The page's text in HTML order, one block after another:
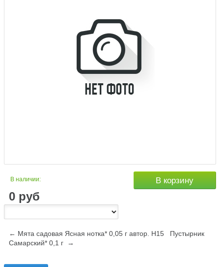
В наличии:
0 руб
В корзину
← Мята садовая Ясная нотка* 0,05 г автор. Н15
Пустырник
Самарский* 0,1 г →